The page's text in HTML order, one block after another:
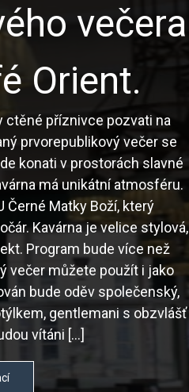
večera
Orient.
ctěné příznivce pozvati na
prvorepublikový večer se
konati v prostorách slavné
má unikátní atmosféru.
Matky Boží, který
Kavárna je velice stylová,
Program bude více než
večer můžete použít i jako
bude oděv společenský,
gentlemani s obzvlášť
vítáni […]